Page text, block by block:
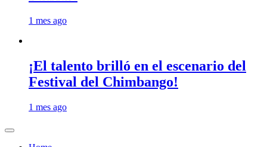
1 mes ago
¡El talento brilló en el escenario del
Festival del Chimbango!
1 mes ago